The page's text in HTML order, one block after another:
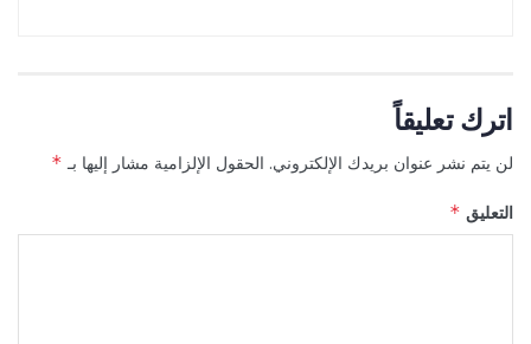
اترك تعليقاً
لن يتم نشر عنوان بريدك الإلكتروني. الحقول الإلزامية مشار إليها بـ *
التعليق *